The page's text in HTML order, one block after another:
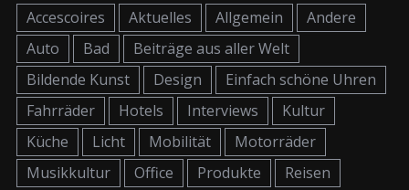
Accescoires Aktuelles Allgemein
Andere
Auto
Bad
Beiträge aus aller Welt
Bildende Kunst
Design
Einfach schöne Uhren
Fahrräder
Hotels Interviews
Kultur
Küche
Licht Mobilität
Motorräder
Musikkultur
Office Produkte Reisen